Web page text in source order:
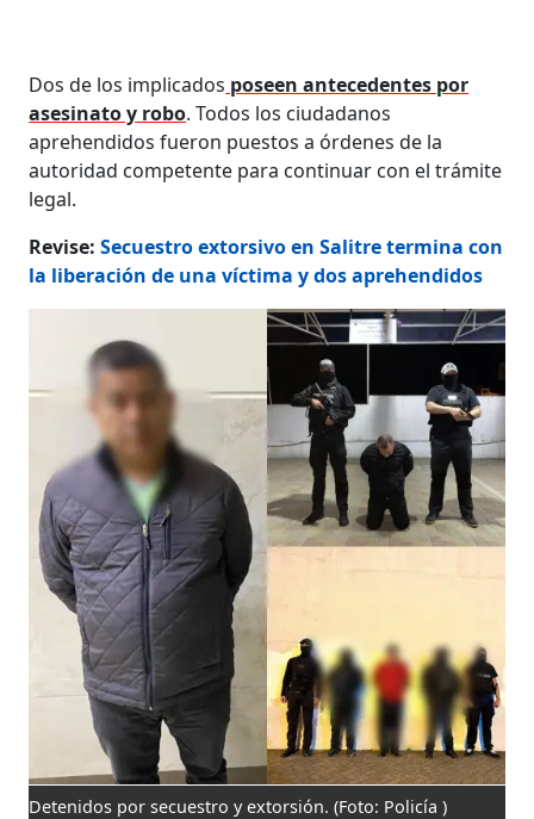
Dos de los implicados poseen antecedentes por
asesinato y robo. Todos los ciudadanos
aprehendidos fueron puestos a órdenes de la
autoridad competente para continuar con el trámite
legal.
Revise:Secuestro extorsivo en Salitre termina con
la liberación de una víctima y dos aprehendidos
Detenidos por secuestro y extorsión.(Foto: Policía )